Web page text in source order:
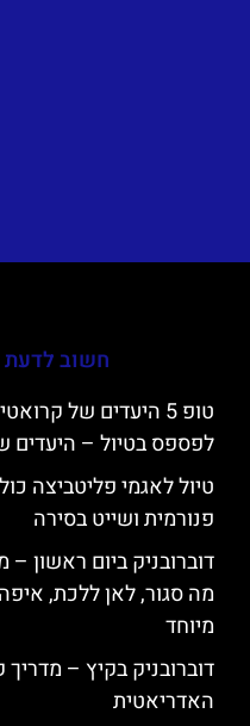
חשוב לדעת
טופ 5 היעדים של
לפספס בטיול –
טיול לאגמי פליטביצה
פנורמית ושייט בסירה
דוברובניק ביום ראשון
מה סגור, לאן ללכת,
מיוחד
דוברובניק בקיץ – מדריך
האדריאטית